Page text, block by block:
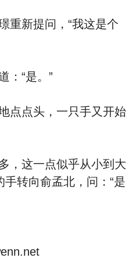
新提问，“我这是个
“是。”
点头，一只手又开始
这一点似乎从小到大
转向俞孟北，问：“是